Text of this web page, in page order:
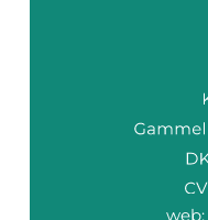
web: